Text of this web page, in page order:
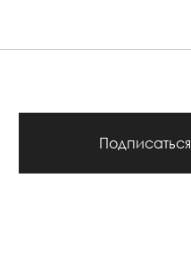
Подписаться